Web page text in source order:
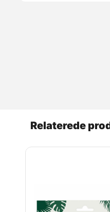
Relaterede